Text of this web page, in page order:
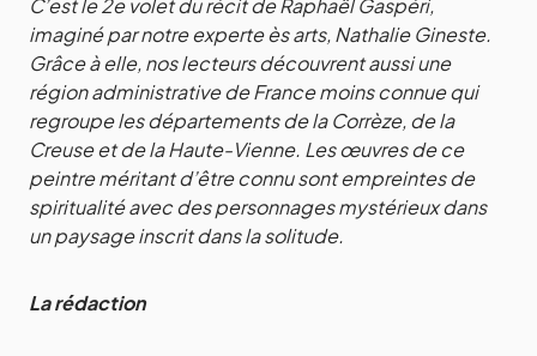
C’est le 2e volet du récit de Raphaël Gaspéri,
imaginé par notre experte ès arts, Nathalie Gineste.
Grâce à elle, nos lecteurs découvrent aussi une
région administrative de France moins connue qui
regroupe les départements de la Corrèze, de la
Creuse et de la Haute-Vienne. Les œuvres de ce
peintre méritant d’être connu sont empreintes de
spiritualité avec des personnages mystérieux dans
un paysage inscrit dans la solitude.
La rédaction